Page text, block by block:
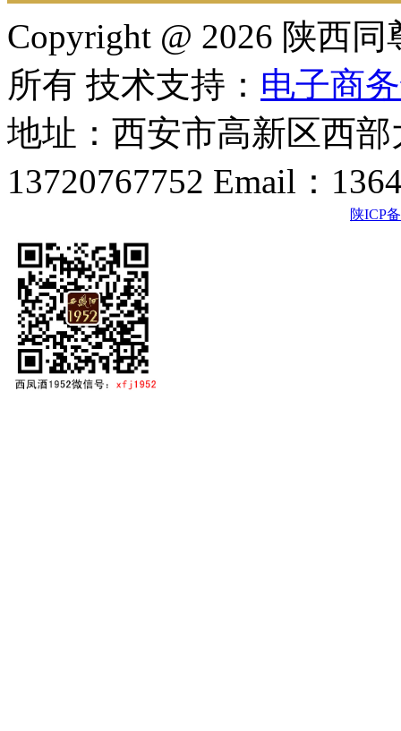
Copyright @ 2026 陕西
所有 技术支持： 电子商
地址：西安市高新区西
13720767752 Email：
陕ICP